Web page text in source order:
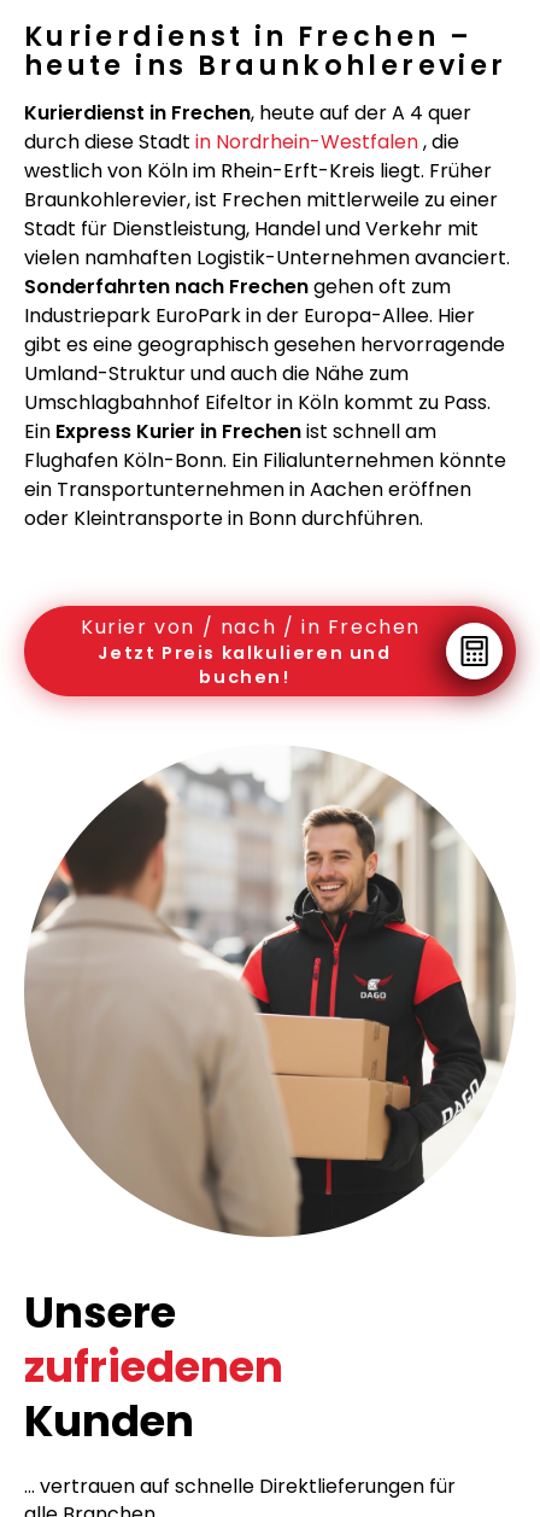
Kurierdienst in Frechen –
heute ins Braunkohlerevier
Kurierdienst in Frechen, heute auf der A 4 quer
durch diese Stadt in Nordrhein-Westfalen, die
westlich von Köln im Rhein-Erft-Kreis liegt. Früher
Braunkohlerevier, ist Frechen mittlerweile zu einer
Stadt für Dienstleistung, Handel und Verkehr mit
vielen namhaften Logistik-Unternehmen avanciert.
Sonderfahrten nach Frechengehen oft zum
Industriepark EuroPark in der Europa-Allee. Hier
gibt es eine geographisch gesehen hervorragende
Umland-Struktur und auch die Nähe zum
Umschlagbahnhof Eifeltor in Köln kommt zu Pass.
Ein Express Kurier in Frechenist schnell am
Flughafen Köln-Bonn. Ein Filialunternehmen könnte
ein Transportunternehmen in Aachen eröffnen
oder Kleintransporte in Bonn durchführen.
Kurier von / nach / in Frechen
Jetzt Preis kalkulieren und
buchen!
Unsere
zufriedenen
Kunden
... vertrauen auf schnelle Direktlieferungen für